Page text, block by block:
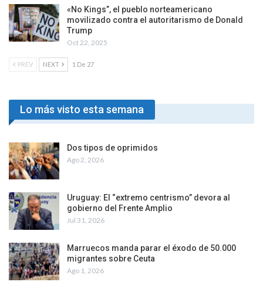
«No Kings”, el pueblo norteamericano
movilizado contra el autoritarismo de Donald
Trump
Oct 22, 2025
PREV NEXT 1 De 27
Lo más visto esta semana
Dos tipos de oprimidos
Ago 2, 2026
Uruguay: El “extremo centrismo” devora al
gobierno del Frente Amplio
Jul 31, 2026
Marruecos manda parar el éxodo de 50.000
migrantes sobre Ceuta
Ago 1, 2026